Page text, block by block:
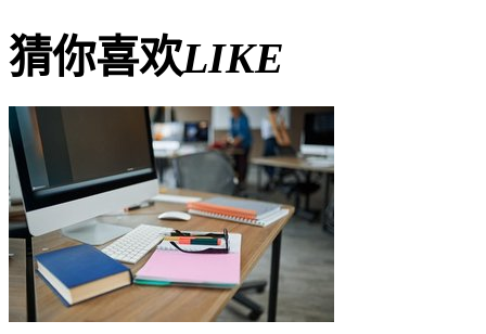
猜你喜欢LIKE